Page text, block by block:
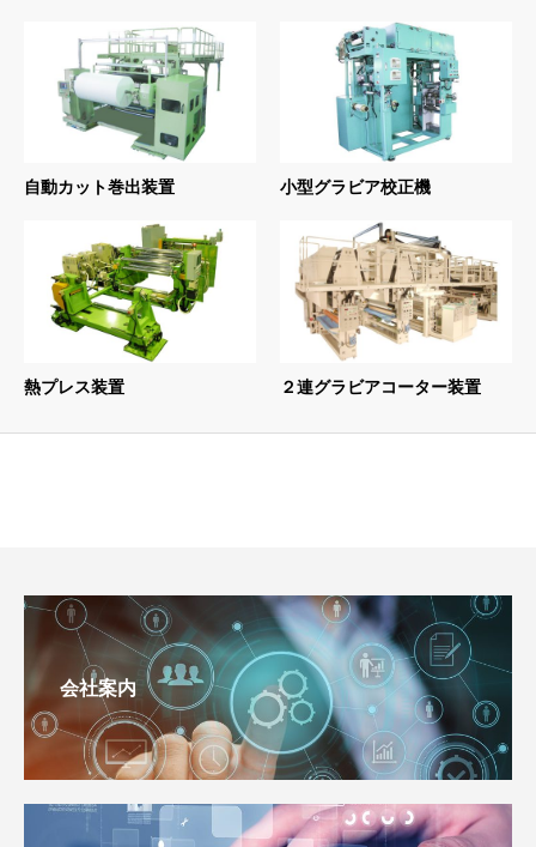
自動カット巻出装置 小型グラビア校正機
熱プレス装置 ２連グラビアコーター装置
会社案内